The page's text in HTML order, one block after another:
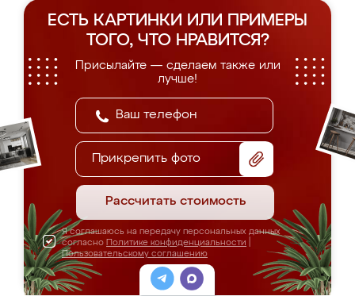
ЕСТЬ КАРТИНКИ ИЛИ ПРИМЕРЫ
ТОГО, ЧТО НРАВИТСЯ?
Присылайте — сделаем также или
лучше!
Прикрепить фото
Рассчитать стоимость
Я соглашаюсь на передачу персональных данных
согласно Политике конфиденциальности
Пользовательскому соглашению